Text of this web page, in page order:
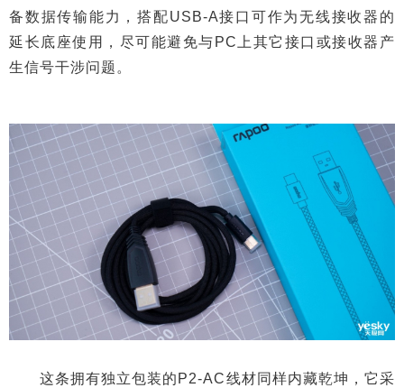
备数据传输能力，搭配USB-A接口可作为无线接收器的
延长底座使用，尽可能避免与PC上其它接口或接收器产
生信号干涉问题。
这条拥有独立包装的P2-AC线材同样内藏乾坤，它采